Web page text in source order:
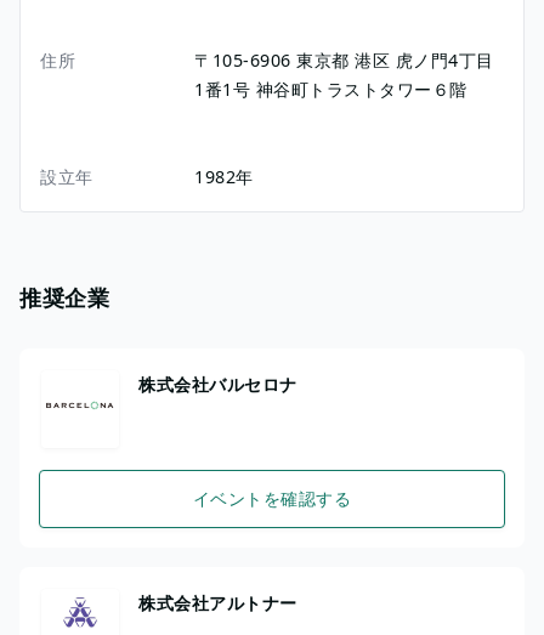
住所 〒105-6906東京都港区 虎ノ門4丁目
1番1号 神谷町トラストタワー６階
設立年 1982年
推奨企業
株式会社バルセロナ
イベントを確認する
株式会社アルトナー